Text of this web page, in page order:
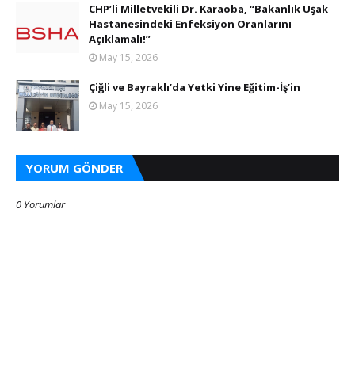
CHP’li Milletvekili Dr. Karaoba, “Bakanlık Uşak
Hastanesindeki Enfeksiyon Oranlarını
Açıklamalı!”
May 15, 2026
Çiğli ve Bayraklı’da Yetki Yine Eğitim-İş’in
May 15, 2026
YORUM GÖNDER
0 Yorumlar